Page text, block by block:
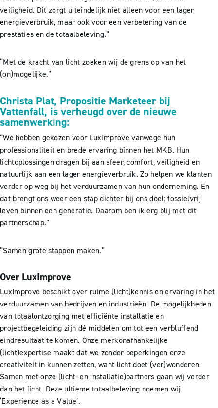
veiligheid. Dit zorgt uiteindelijk niet alleen voor een lager
energieverbruik, maar ook voor een verbetering van de
prestaties en de totaalbeleving.”
“Met de kracht van licht zoeken wij de grens op van het
(on)mogelijke.”
Christa Plat, Propositie Marketeer bij
Vattenfall, is verheugd over de nieuwe
samenwerking:
“We hebben gekozen voor LuxImprove vanwege hun
professionaliteit en brede ervaring binnen het MKB. Hun
lichtoplossingen dragen bij aan sfeer, comfort, veiligheid en
natuurlijk aan een lager energieverbruik. Zo helpen we klanten
verder op weg bij het verduurzamen van hun onderneming. En
dat brengt ons weer een stap dichter bij ons doel: fossielvrij
leven binnen een generatie. Daarom ben ik erg blij met dit
partnerschap.”
“Samen grote stappen maken.”
Over LuxImprove
LuxImprove beschikt over ruime (licht)kennis en ervaring in het
verduurzamen van bedrijven en industrieën. De mogelijkheden
van totaalontzorging met efficiënte installatie en
projectbegeleiding zijn dé middelen om tot een verbluffend
eindresultaat te komen. Onze merkonafhankelijke
(licht)expertise maakt dat we zonder beperkingen onze
creativiteit in kunnen zetten, want licht doet (ver)wonderen.
Samen met onze (licht- en installatie)partners gaan wij verder
dan het licht. Deze ultieme totaalbeleving noemen wij
‘Experience as a Value’.